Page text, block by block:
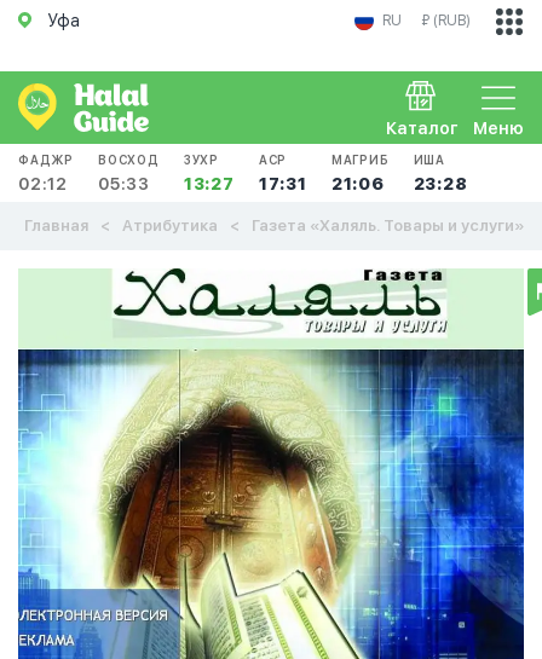
Уфа RU ₽ (RUB)
Меню
Каталог
ФАДЖР
02:12
ВОСХОД
05:33
ЗУХР
13:27
АСР
17:31
МАГРИБ
21:06
ИША
23:28
Главная Атрибутика Газета «Халяль. Товары и услуги»